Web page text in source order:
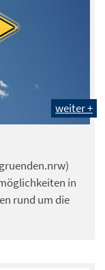
weiter +
in
rund um die